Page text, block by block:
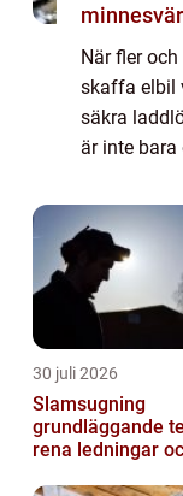
När fler
skaffa elbil
säkra
är inte
30 juli 2026
Slamsugning
grundläggande
rena ledningar